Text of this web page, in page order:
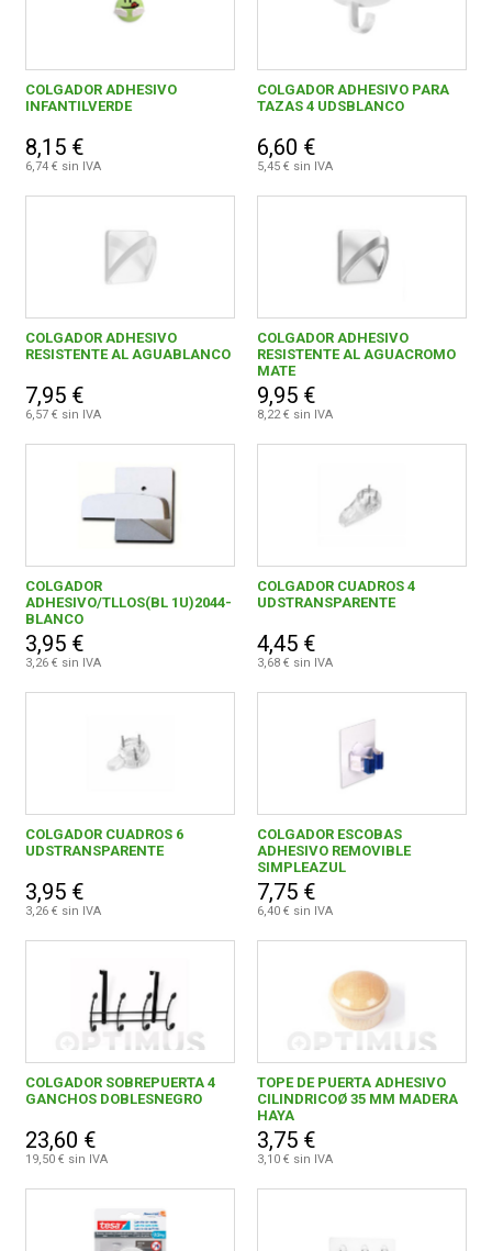
COLGADOR ADHESIVO
INFANTILVERDE
8,15 €
6,74 € sin IVA
COLGADOR ADHESIVO PARA
TAZAS 4 UDSBLANCO
6,60 €
5,45 € sin IVA
COLGADOR ADHESIVO
RESISTENTE AL AGUABLANCO
7,95 €
6,57 € sin IVA
COLGADOR ADHESIVO
RESISTENTE AL AGUACROMO
MATE
9,95 €
8,22 € sin IVA
COLGADOR
ADHESIVO/TLLOS(BL 1U)2044-
BLANCO
3,95 €
3,26 € sin IVA
COLGADOR CUADROS 4
UDSTRANSPARENTE
4,45 €
3,68 € sin IVA
COLGADOR CUADROS 6
UDSTRANSPARENTE
3,95 €
3,26 € sin IVA
COLGADOR ESCOBAS
ADHESIVO REMOVIBLE
SIMPLEAZUL
7,75 €
6,40 € sin IVA
COLGADOR SOBREPUERTA 4
GANCHOS DOBLESNEGRO
23,60 €
19,50 € sin IVA
TOPE DE PUERTA ADHESIVO
CILINDRICOØ 35 MM MADERA
HAYA
3,75 €
3,10 € sin IVA